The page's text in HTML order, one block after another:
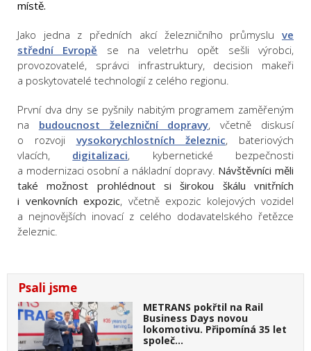
místě.
Jako jedna z předních akcí železničního průmyslu ve
střední Evropě se na veletrhu opět sešli výrobci,
provozovatelé, správci infrastruktury, decision makeři
a poskytovatelé technologií z celého regionu.
První dva dny se pyšnily nabitým programem zaměřeným
na budoucnost železniční dopravy, včetně diskusí
o rozvoji vysokorychlostních železnic, bateriových
vlacích, digitalizaci, kybernetické bezpečnosti
a modernizaci osobní a nákladní dopravy. Návštěvníci měli
také možnost prohlédnout si širokou škálu vnitřních
i venkovních expozic, včetně expozic kolejových vozidel
a nejnovějších inovací z celého dodavatelského řetězce
železnic.
Psali jsme
METRANS pokřtil na Rail
Business Days novou
lokomotivu. Připomíná 35 let
společ…